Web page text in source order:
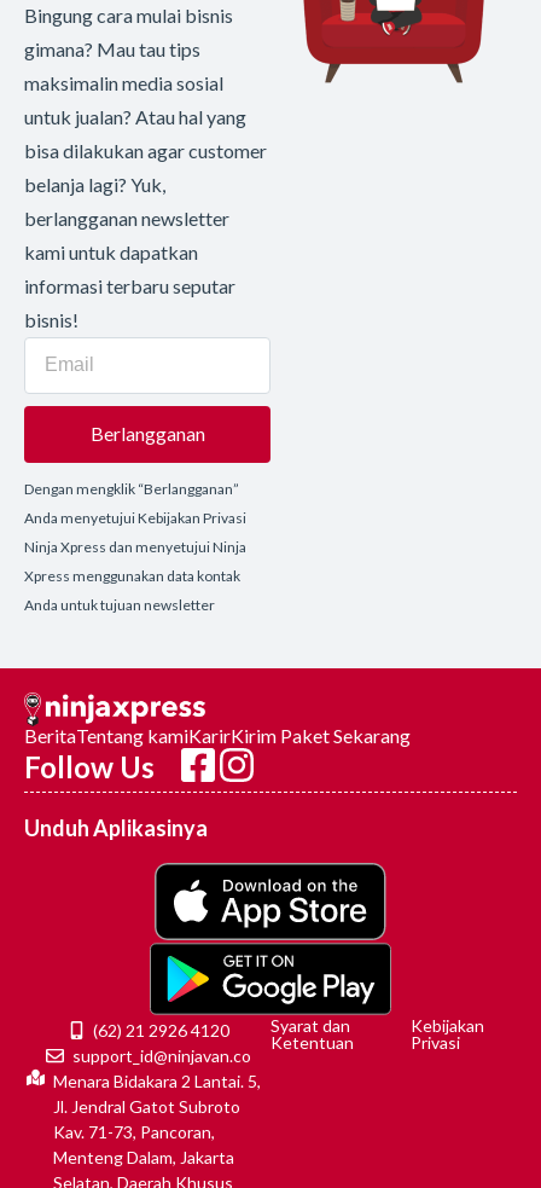
Bingung cara mulai bisnis
gimana? Mau tau tips
maksimalin media sosial
untuk jualan? Atau hal yang
bisa dilakukan agar customer
belanja lagi? Yuk,
berlangganan newsletter
kami untuk dapatkan
informasi terbaru seputar
bisnis!
Berlangganan
Dengan mengklik “Berlangganan”
Anda menyetujui Kebijakan Privasi
Ninja Xpress dan menyetujui Ninja
Xpress menggunakan data kontak
Anda untuk tujuan newsletter
BeritaTentang kamiKarirKirim Paket Sekarang
Follow Us
Unduh Aplikasinya
(62) 21 2926 4120
support_id@ninjavan.co
Menara Bidakara 2 Lantai. 5,
Jl. Jendral Gatot Subroto
Kav. 71-73, Pancoran,
Menteng Dalam, Jakarta
Selatan, Daerah Khusus
Syarat dan
Ketentuan
Kebijakan
Privasi